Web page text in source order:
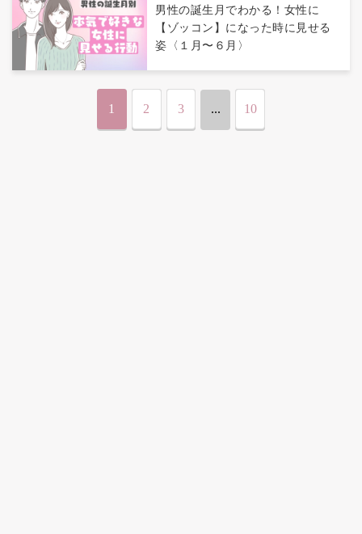
男性の誕生月でわかる！女性に
【ゾッコン】になった時に見せる
姿〈１月〜６月〉
1 2 3 ... 10